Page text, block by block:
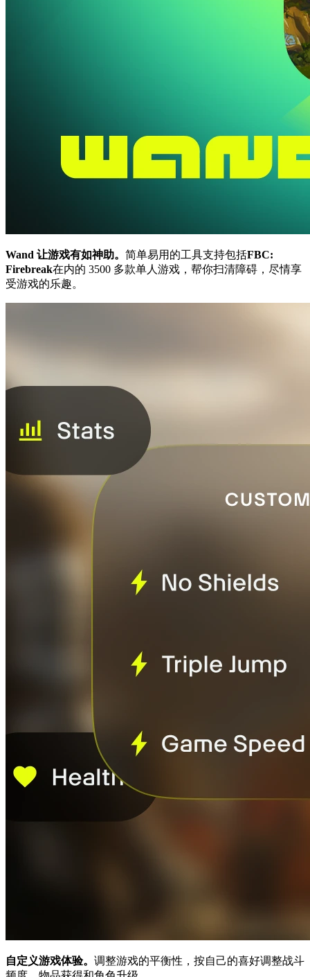
Wand 让游戏有如神助。 简单易用的工具支持包括FBC:
Firebreak在内的 3500 多款单人游戏，帮你扫清障碍，尽情享
受游戏的乐趣。
自定义游戏体验。 调整游戏的平衡性，按自己的喜好调整战斗